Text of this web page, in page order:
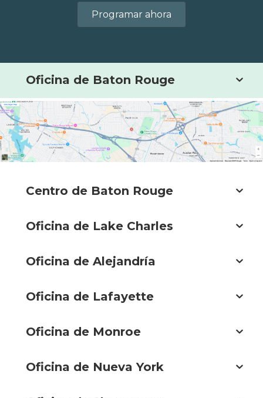
Programar ahora
Oficina de Baton Rouge
Centro de Baton Rouge
Oficina de Lake Charles
Oficina de Alejandría
Oficina de Lafayette
Oficina de Monroe
Oficina de Nueva York